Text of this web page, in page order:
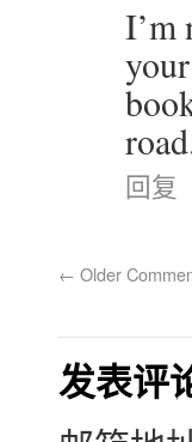
I’m
回复
← Older
发表评